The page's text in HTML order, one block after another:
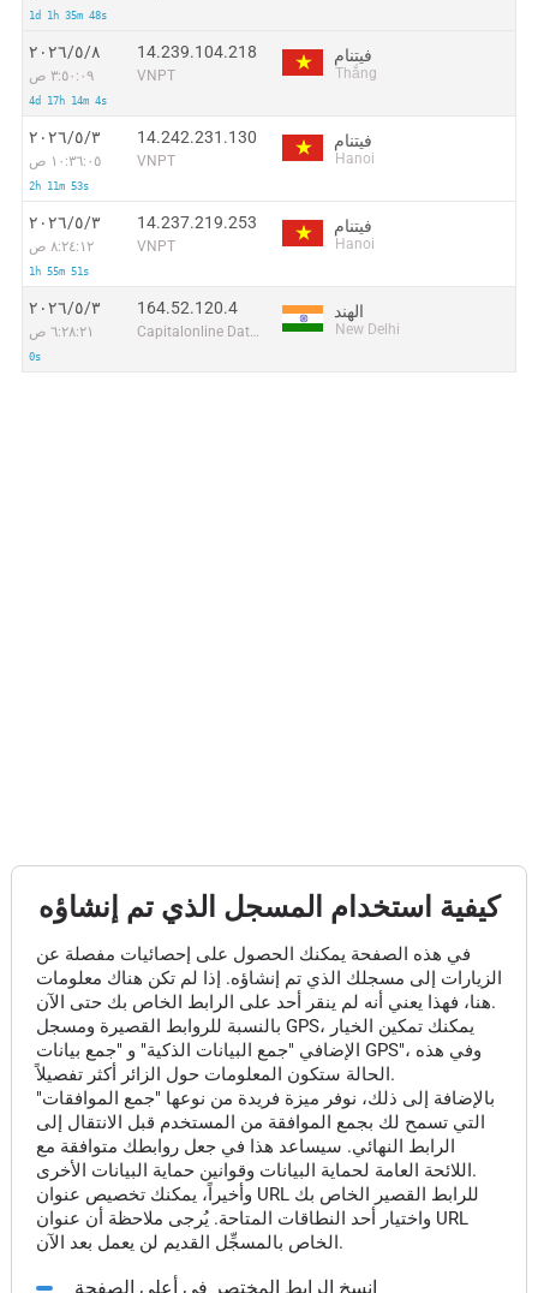
1d 1h 35m 48s
٨‏/٥‏/٢٠٢٦
٣:٥٠:٠٩ ص
4d 17h 14m 4s
14.239.104.218
VNPT
فيتنام
Thắng
٣‏/٥‏/٢٠٢٦
١٠:٣٦:٠٥ ص
2h 11m 53s
14.242.231.130
VNPT
فيتنام
Hanoi
٣‏/٥‏/٢٠٢٦
٨:٢٤:١٢ ص
1h 55m 51s
14.237.219.253
VNPT
فيتنام
Hanoi
٣‏/٥‏/٢٠٢٦
٦:٢٨:٢١ ص
0s
164.52.120.4
Capitalonline Data Service (HK) Co
الهند
New Delhi
كيفية استخدام المسجل الذي تم إنشاؤه
في هذه الصفحة يمكنك الحصول على إحصائيات مفصلة عن
الزيارات إلى مسجلك الذي تم إنشاؤه. إذا لم تكن هناك معلومات
هنا، فهذا يعني أنه لم ينقر أحد على الرابط الخاص بك حتى الآن.
بالنسبة للروابط القصيرة ومسجل GPS، يمكنك تمكين الخيار
الإضافي "جمع البيانات الذكية" و "جمع بيانات GPS"، وفي هذه
الحالة ستكون المعلومات حول الزائر أكثر تفصيلاً.
بالإضافة إلى ذلك، نوفر ميزة فريدة من نوعها "جمع الموافقات"
التي تسمح لك بجمع الموافقة من المستخدم قبل الانتقال إلى
الرابط النهائي. سيساعد هذا في جعل روابطك متوافقة مع
اللائحة العامة لحماية البيانات وقوانين حماية البيانات الأخرى.
وأخيراً، يمكنك تخصيص عنوان URL للرابط القصير الخاص بك
واختيار أحد النطاقات المتاحة. يُرجى ملاحظة أن عنوان URL
الخاص بالمسجِّل القديم لن يعمل بعد الآن.
انسخ الرابط المختصر في أعلى الصفحة